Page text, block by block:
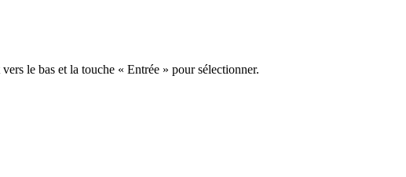
le bas et la touche « Entrée » pour sélectionner.